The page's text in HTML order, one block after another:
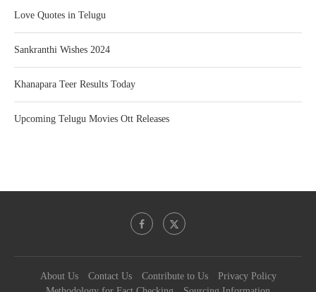
Love Quotes in Telugu
Sankranthi Wishes 2024
Khanapara Teer Results Today
Upcoming Telugu Movies Ott Releases
About Us Contact Us Contribute to Us
Privacy Policy